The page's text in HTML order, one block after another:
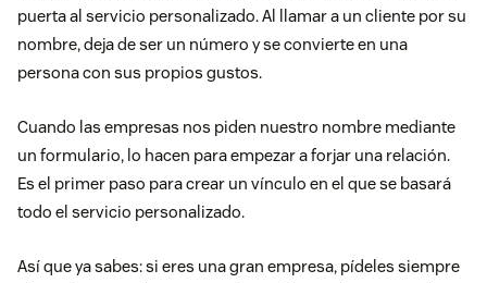
puerta al servicio personalizado. Al llamar a un cliente por su
nombre, deja de ser un número y se convierte en una
persona con sus propios gustos.
Cuando las empresas nos piden nuestro nombre mediante
un formulario, lo hacen para empezar a forjar una relación.
Es el primer paso para crear un vínculo en el que se basará
todo el servicio personalizado.
Así que ya sabes: si eres una gran empresa, pídeles siempre